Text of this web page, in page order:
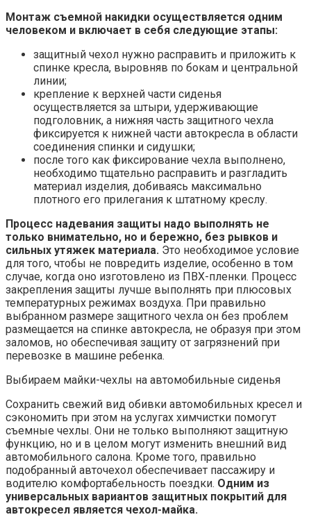
Монтаж съемной накидки осуществляется одним
человеком и включает в себя следующие этапы:
защитный чехол нужно расправить и приложить к
спинке кресла, выровняв по бокам и центральной
линии;
крепление к верхней части сиденья
осуществляется за штыри, удерживающие
подголовник, а нижняя часть защитного чехла
фиксируется к нижней части автокресла в области
соединения спинки и сидушки;
после того как фиксирование чехла выполнено,
необходимо тщательно расправить и разгладить
материал изделия, добиваясь максимально
плотного его прилегания к штатному креслу.
​​​​​​Процесс надевания защиты надо выполнять не
только внимательно, но и бережно, без рывков и
сильных утяжек материала. Это необходимое условие
для того, чтобы не повредить изделие, особенно в том
случае, когда оно изготовлено из ПВХ-пленки. Процесс
закрепления защиты лучше выполнять при плюсовых
температурных режимах воздуха. При правильно
выбранном размере защитного чехла он без проблем
размещается на спинке автокресла, не образуя при этом
заломов, но обеспечивая защиту от загрязнений при
перевозке в машине ребенка.
Выбираем майки-чехлы на автомобильные сиденья
Сохранить свежий вид обивки автомобильных кресел и
сэкономить при этом на услугах химчистки помогут
съемные чехлы. Они не только выполняют защитную
функцию, но и в целом могут изменить внешний вид
автомобильного салона. Кроме того, правильно
подобранный авточехол обеспечивает пассажиру и
водителю комфортабельность поездки. Одним из
универсальных вариантов защитных покрытий для
автокресел является чехол-майка.